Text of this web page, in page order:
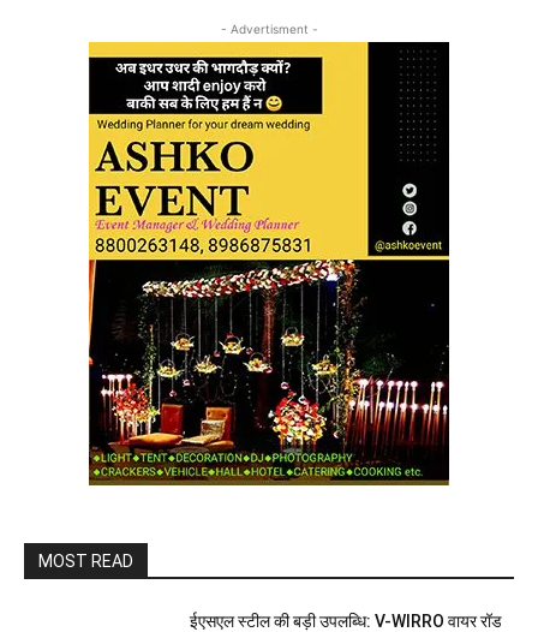
- Advertisment -
MOST READ
ईएसएल स्टील की बड़ी उपलब्धि: V-WIRRO वायर रॉड